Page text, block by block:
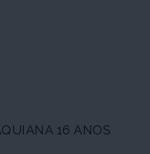
16 ANOS